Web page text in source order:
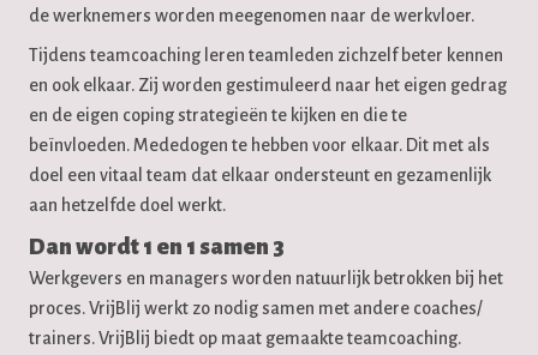
de werknemers worden meegenomen naar de werkvloer.
Tijdens teamcoaching leren teamleden zichzelf beter kennen
en ook elkaar. Zij worden gestimuleerd naar het eigen gedrag
en de eigen coping strategieën te kijken en die te
beïnvloeden. Mededogen te hebben voor elkaar. Dit met als
doel een vitaal team dat elkaar ondersteunt en gezamenlijk
aan hetzelfde doel werkt.
Dan wordt 1 en 1 samen 3
Werkgevers en managers worden natuurlijk betrokken bij het
proces. VrijBlij werkt zo nodig samen met andere coaches/
trainers. VrijBlij biedt op maat gemaakte teamcoaching.